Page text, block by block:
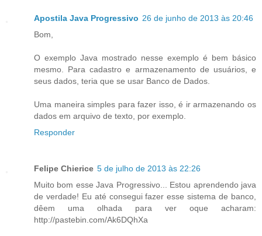
Apostila Java Progressivo 26 de junho de 2013 às 20:46
Bom,
O exemplo Java mostrado nesse exemplo é bem básico
mesmo. Para cadastro e armazenamento de usuários, e
seus dados, teria que se usar Banco de Dados.
Uma maneira simples para fazer isso, é ir armazenando os
dados em arquivo de texto, por exemplo.
Responder
Felipe Chierice 5 de julho de 2013 às 22:26
Muito bom esse Java Progressivo... Estou aprendendo java
de verdade! Eu até consegui fazer esse sistema de banco,
dêem uma olhada para ver oque acharam:
http://pastebin.com/Ak6DQhXa